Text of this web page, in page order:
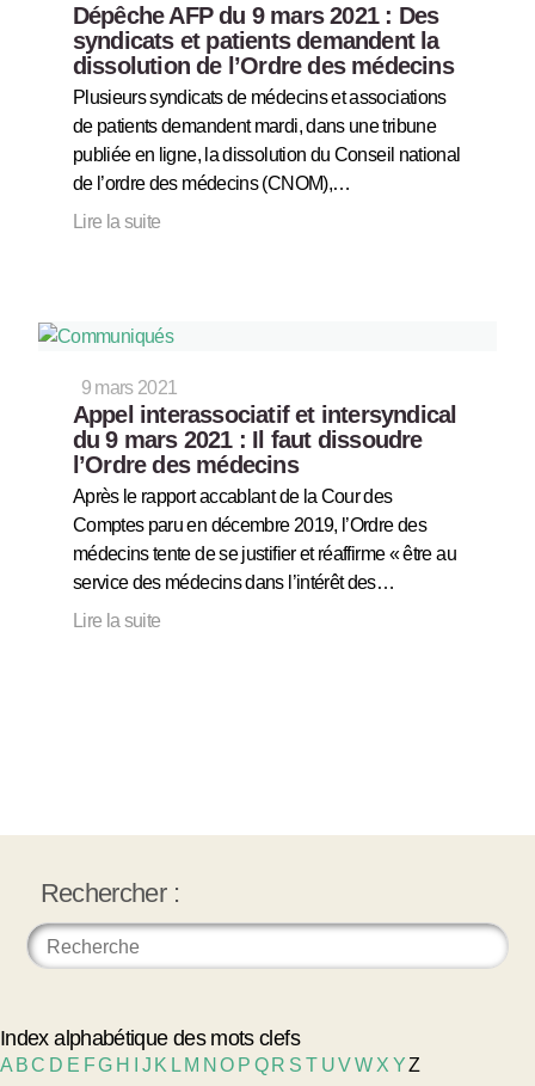
Dépêche AFP du 9 mars 2021 : Des
syndicats et patients demandent la
dissolution de l’Ordre des médecins
Plusieurs syndicats de médecins et associations
de patients demandent mardi, dans une tribune
publiée en ligne, la dissolution du Conseil national
de l’ordre des médecins (CNOM),…
Lire la suite
9 mars 2021
Appel interassociatif et intersyndical
du 9 mars 2021 : Il faut dissoudre
l’Ordre des médecins
Après le rapport accablant de la Cour des
Comptes paru en décembre 2019, l’Ordre des
médecins tente de se justifier et réaffirme « être au
service des médecins dans l’intérêt des…
Lire la suite
Rechercher :
Index alphabétique des mots clefs
A BC D E FG H J K L M NO P Q R S T UVW X YZ